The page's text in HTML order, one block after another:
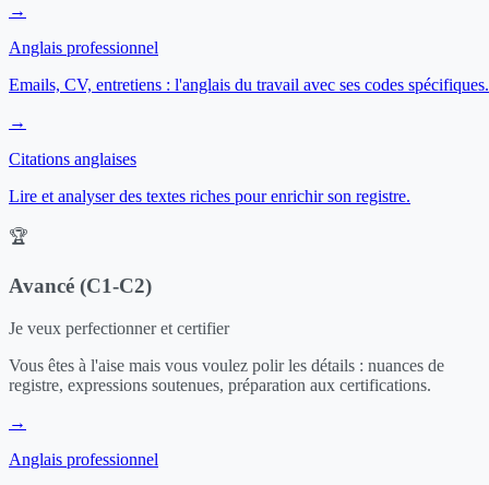
→
Anglais professionnel
Emails, CV, entretiens : l'anglais du travail avec ses codes spécifiques.
→
Citations anglaises
Lire et analyser des textes riches pour enrichir son registre.
🏆
Avancé (C1-C2)
Je veux perfectionner et certifier
Vous êtes à l'aise mais vous voulez polir les détails : nuances de
registre, expressions soutenues, préparation aux certifications.
→
Anglais professionnel